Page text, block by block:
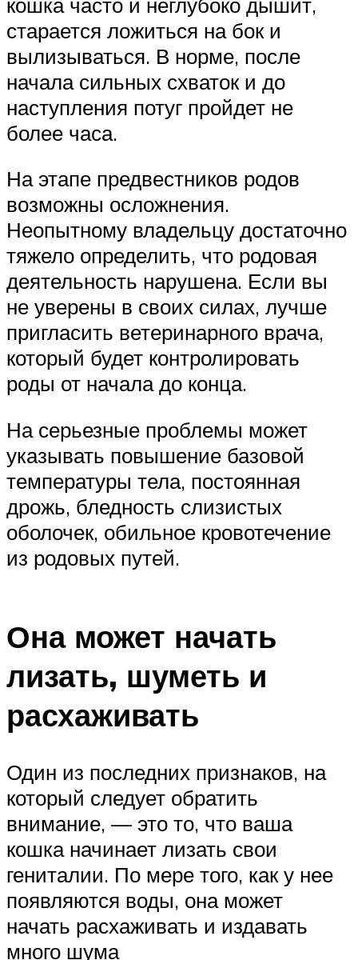
старается ложиться на бок и
вылизываться. В норме, после
начала сильных схваток и до
наступления потуг пройдет не
более часа.
На этапе предвестников родов
возможны осложнения.
Неопытному владельцу достаточно
тяжело определить, что родовая
деятельность нарушена. Если вы
не уверены в своих силах, лучше
пригласить ветеринарного врача,
который будет контролировать
роды от начала до конца.
На серьезные проблемы может
указывать повышение базовой
температуры тела, постоянная
дрожь, бледность слизистых
оболочек, обильное кровотечение
из родовых путей.
Она может начать
лизать, шуметь и
расхаживать
Один из последних признаков, на
который следует обратить
внимание, — это то, что ваша
кошка начинает лизать свои
гениталии. По мере того, как у нее
появляются воды, она может
начать расхаживать и издавать
много шума